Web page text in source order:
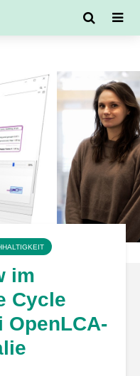
im
Cycle
OpenLCA-